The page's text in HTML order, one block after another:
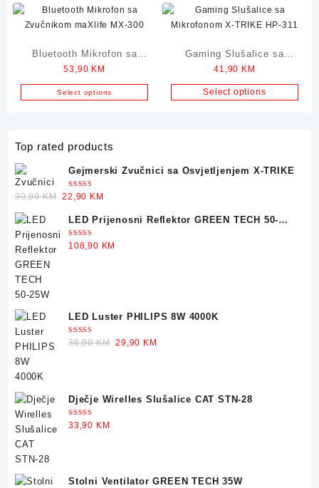
Bluetooth Mikrofon sa
Zvučnikom maXlife MX-
300
53,90 KM
Select options
Gaming Slušalice sa
Mikrofonom X-TRIKE HP-
311
41,90 KM
Select options
Top rated products
Gejmerski Zvučnici sa Osvjetljenjem X-TRIKE
Ocjenjeno
5.00 od 5
30,90KM Original
was:
30,90 KM.
22,90 KM
is:
22,90 KM.
LED Prijenosni Reflektor GREEN TECH 50-
25W
Ocjenjeno
5.00od 5
108,90 KM
LED Luster PHILIPS 8W 4000K
Ocjenjeno
5.00od 5
36,90KM Original
29,90 KM
Dječje Wirelles Slušalice CAT STN-28
Ocjenjeno
5.00od 5
33,90 KM
Stolni Ventilator GREEN TECH 35W